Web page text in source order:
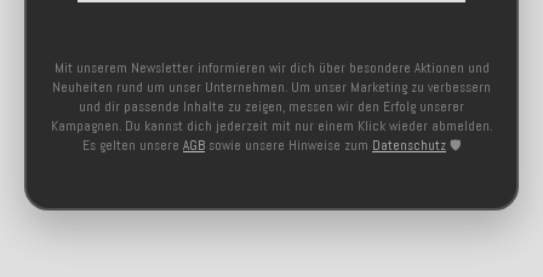
Mit unserem Newsletter informieren wir dich über besondere Aktionen und
Neuheiten rund um unser Unternehmen. Um unser Marketing zu verbessern
und dir passende Inhalte zu zeigen, messen wir den Erfolg unserer
Kampagnen. Du kannst dich jederzeit mit nur einem Klick wieder abmelden.
Es gelten unsere AGB sowie unsere Hinweise zum Datenschutz 🛡️